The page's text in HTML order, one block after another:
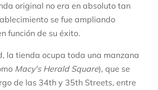
original no era en absoluto tan
se fue ampliando
función de su éxito.
la tienda ocupa toda una manzana
Macy's Herald Square), que se
de las 34th y 35th Streets, entre